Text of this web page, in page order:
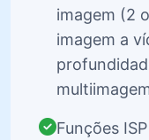
imagem (2
imagem a
Funções